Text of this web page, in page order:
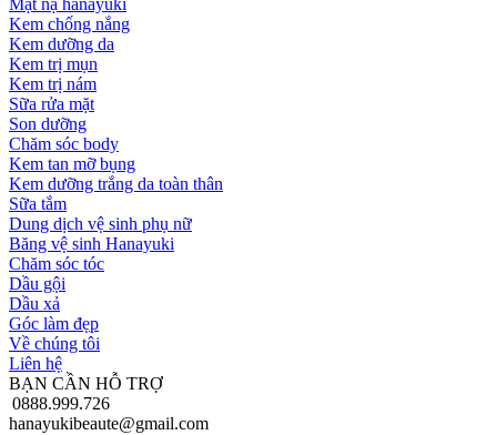
Mặt nạ hanayuki
Kem chống nắng
Kem dưỡng da
Kem trị mụn
Kem trị nám
Sữa rửa mặt
Son dưỡng
Chăm sóc body
Kem tan mỡ bụng
Kem dưỡng trắng da toàn thân
Sữa tắm
Dung dịch vệ sinh phụ nữ
Băng vệ sinh Hanayuki
Chăm sóc tóc
Dầu gội
Dầu xả
Góc làm đẹp
Về chúng tôi
Liên hệ
BẠN CẦN HỖ TRỢ
0888.999.726
hanayukibeaute@gmail.com